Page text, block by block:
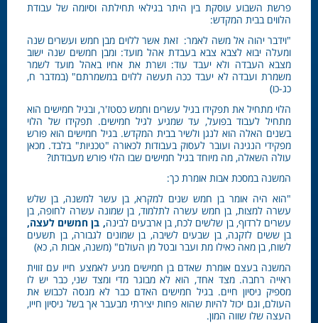
פרשת השבוע עוסקת בין היתר בגילאי תחילתה וסיומה של עבודת
הלווים בבית המקדש:
"וידבר יהוה אל משה לאמר: זאת אשר ללוים מבן חמש ועשרים שנה
ומעלה יבוא לצבא צבא בעבדת אהל מועד: ומבן חמשים שנה ישוב
מצבא העבדה ולא יעבד עוד: ושרת את אחיו באהל מועד לשמר
משמרת ועבדה לא יעבד ככה תעשה ללוים במשמרתם" (במדבר ח,
כג-כו)
הלוי מתחיל את תפקידו בגיל עשרים וחמש כסטז'ר, ובגיל חמישים הוא
מתחיל לעבוד בפועל, עד שמגיע לגיל חמישים. תפקידו של הלוי
בשנים האלה הוא לנגן ולשיר בבית המקדש. בגיל חמישים הוא פורש
מפקידי הנגינה ועובר לעסוק בעבודות לכאורה "טכניות" בלבד. מכאן
עולה השאלה, מה מיוחד בגיל חמישים שבו הלוי פורש מעבודתו?
המשנה במסכת אבות אומרת כך:
"הוא היה אומר בן חמש שנים למקרא, בן עשר למשנה, בן שלש
עשרה למצות, בן חמש עשרה לתלמוד, בן שמונה עשרה לחופה, בן
עשרים לרדוף, בן שלשים לכח, בן ארבעים לבינה, בן חמשים לעצה,
בן ששים לזקנה, בן שבעים לשיבה, בן שמונים לגבורה, בן תשעים
לשוח, בן מאה כאילו מת ועבר ובטל מן העולם" (משנה, אבות ה, כא)
המשנה בעצם אומרת שאדם בן חמישים מגיע לאמצע חייו עם זווית
ראייה רחבה. מצד אחד, הוא לא מבוגר מדי ומצד שני, כבר יש לו
מספיק ניסיון חיים. בגיל חמישים האדם כבר לא מנסה לכבוש את
העולם, וגם יכול להיות שהוא פחות יצירתי מבעבר אך בשל ניסיון חייו,
העצה שלו שווה המון.